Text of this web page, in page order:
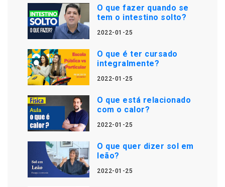
O que fazer quando se
tem o intestino solto?
2022-01-25
O que é ter cursado
integralmente?
2022-01-25
O que está relacionado
com o calor?
2022-01-25
O que quer dizer sol em
leão?
2022-01-25